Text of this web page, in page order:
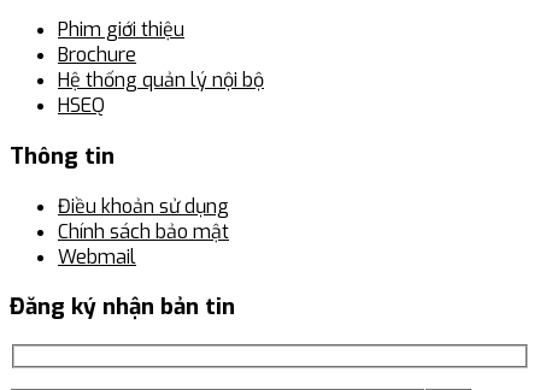
Phim giới thiệu
Brochure
Hệ thống quản lý nội bộ
HSEQ
Thông tin
Điều khoản sử dụng
Chính sách bảo mật
Webmail
Đăng ký nhận bản tin